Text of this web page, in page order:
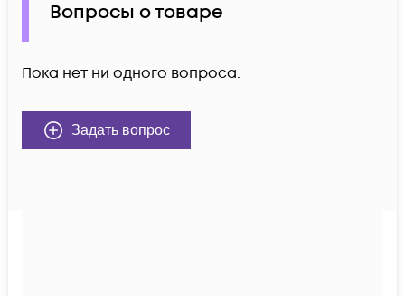
Вопросы о товаре
Пока нет ни одного вопроса.
Задать вопрос